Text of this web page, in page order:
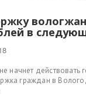
в
начнет действовать
граждан в